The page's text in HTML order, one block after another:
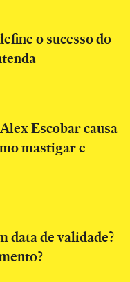
o sucesso do
Escobar causa
mastigar e
data de validade?